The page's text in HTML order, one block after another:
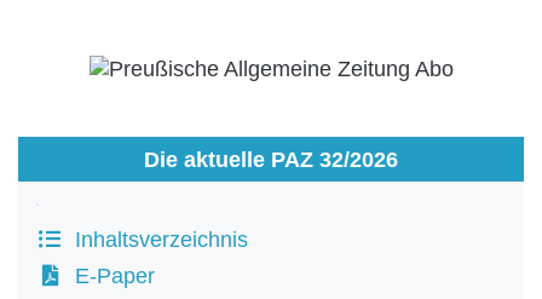
Die aktuelle PAZ 32/2026
Inhaltsverzeichnis
E-Paper